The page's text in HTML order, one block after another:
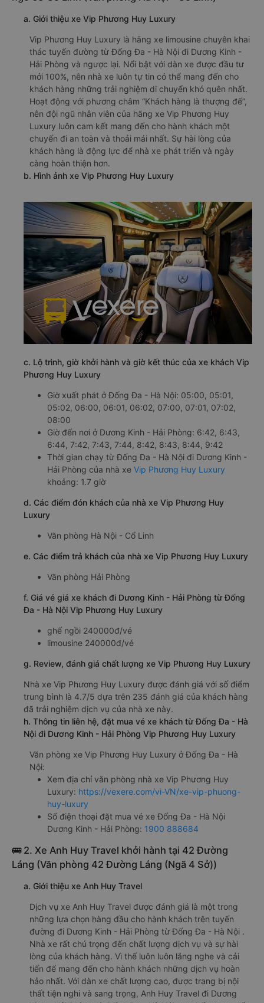
a. Giới thiệu xe Vip Phương Huy Luxury
Vip Phương Huy Luxury là hãng xe limousine chuyên khai
thác tuyến đường từ Đống Đa - Hà Nội đi Dương Kinh -
Hải Phòng và ngược lại. Nổi bật với dàn xe được đầu tư
mới 100%, nên nhà xe luôn tự tin có thể mang đến cho
khách hàng những trải nghiệm di chuyển khó quên nhất.
Hoạt động với phương châm “Khách hàng là thượng đế”,
nên đội ngũ nhân viên của hãng xe Vip Phương Huy
Luxury luôn cam kết mang đến cho hành khách một
chuyến đi an toàn và thoải mái nhất. Sự hài lòng của
khách hàng là động lực để nhà xe phát triển và ngày
càng hoàn thiện hơn.
b. Hình ảnh xe Vip Phương Huy Luxury
c. Lộ trình, giờ khởi hành và giờ kết thúc của xe khách Vip
Phương Huy Luxury
Giờ xuất phát ở Đống Đa - Hà Nội: 05:00, 05:01,
05:02, 06:00, 06:01, 06:02, 07:00, 07:01, 07:02,
08:00
Giờ đến nơi ở Dương Kinh - Hải Phòng: 6:42, 6:43,
6:44, 7:42, 7:43, 7:44, 8:42, 8:43, 8:44, 9:42
Thời gian chạy từ Đống Đa - Hà Nội đi Dương Kinh -
Hải Phòng của nhà xe Vip Phương Huy Luxury
khoảng: 1.7 giờ
d. Các điểm đón khách của nhà xe Vip Phương Huy
Luxury
Văn phòng Hà Nội - Cổ Linh
e. Các điểm trả khách của nhà xe Vip Phương Huy Luxury
Văn phòng Hải Phòng
f. Giá vé giá xe khách đi Dương Kinh - Hải Phòng từ Đống
Đa - Hà Nội Vip Phương Huy Luxury
ghế ngồi 240000đ/vé
limousine 240000đ/vé
g. Review, đánh giá chất lượng xe Vip Phương Huy Luxury
Nhà xe Vip Phương Huy Luxury được đánh giá với số điểm
trung bình là 4.7/5 dựa trên 235 đánh giá của khách hàng
đã trải nghiệm dịch vụ của nhà xe này.
h. Thông tin liên hệ, đặt mua vé xe khách từ Đống Đa - Hà
Nội đi Dương Kinh - Hải Phòng Vip Phương Huy Luxury
Văn phòng xe Vip Phương Huy Luxury ở Đống Đa - Hà
Nội:
Xem địa chỉ văn phòng nhà xe Vip Phương Huy
Luxury: https://vexere.com/vi-VN/xe-vip-phuong-
huy-luxury
Số điện thoại đặt mua vé xe Đống Đa - Hà Nội
Dương Kinh - Hải Phòng: 1900 888684
🚌 2. Xe Anh Huy Travel khởi hành tại 42 Đường
Láng (Văn phòng 42 Đường Láng (Ngã 4 Sở))
a. Giới thiệu xe Anh Huy Travel
Dịch vụ xe Anh Huy Travel được đánh giá là một trong
những lựa chọn hàng đầu cho hành khách trên tuyến
đường đi Dương Kinh - Hải Phòng từ Đống Đa - Hà Nội .
Nhà xe rất chú trọng đến chất lượng dịch vụ và sự hài
lòng của khách hàng. Vì thế luôn luôn lắng nghe và cải
tiến để mang đến cho hành khách những dịch vụ hoàn
hảo nhất. Với dàn xe chất lượng cao, được trang bị nội
thất tiện nghi và sang trọng, Anh Huy Travel đi Dương